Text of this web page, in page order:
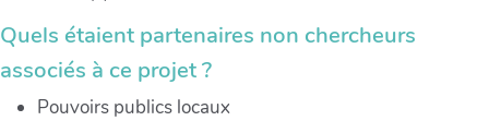
Quels étaient partenaires non chercheurs
associés à ce projet ?
Pouvoirs publics locaux